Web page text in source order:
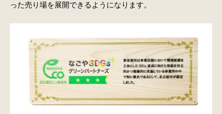
った売り場を展開できるようになります。